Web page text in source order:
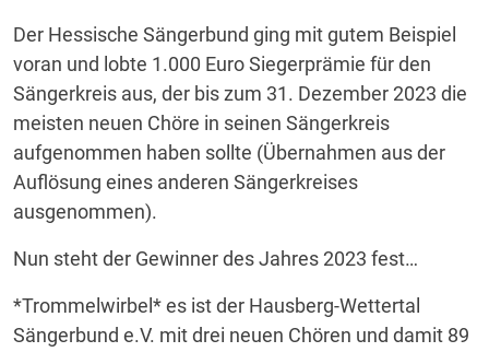
Der Hessische Sängerbund ging mit gutem Beispiel
voran und lobte 1.000 Euro Siegerprämie für den
Sängerkreis aus, der bis zum 31. Dezember 2023 die
meisten neuen Chöre in seinen Sängerkreis
aufgenommen haben sollte (Übernahmen aus der
Auflösung eines anderen Sängerkreises
ausgenommen).
Nun steht der Gewinner des Jahres 2023 fest…
*Trommelwirbel* es ist der Hausberg-Wettertal
Sängerbund e.V. mit drei neuen Chören und damit 89